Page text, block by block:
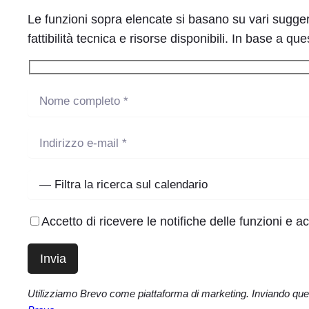
Le funzioni sopra elencate si basano su vari
fattibilità tecnica e risorse disponibili. In base a
Accetto di ricevere le notifiche delle funzioni e
Utilizziamo Brevo come piattaforma di marketing. Inviando